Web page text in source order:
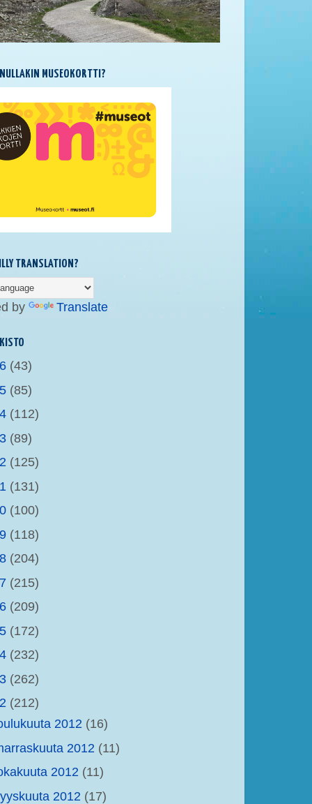
MUSEOKORTTI?
TRANSLATION?
by Translate
(43)
(85)
(112)
(89)
(125)
(131)
(100)
(118)
(204)
(215)
(209)
(172)
(232)
(262)
(212)
2012 (16)
2012 (11)
2012 (11)
2012 (17)